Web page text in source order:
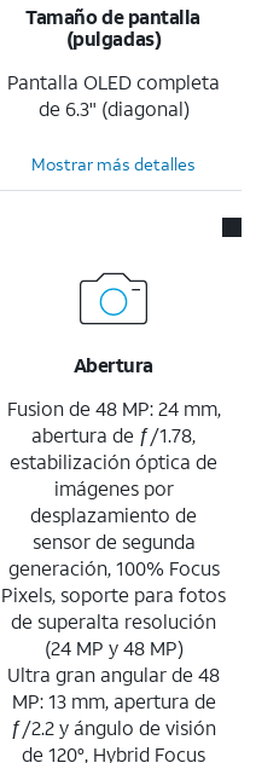
Tamaño de pantalla
(pulgadas)
Pantalla OLED completa
de 6.3" (diagonal)
Mostrar más detalles
Abertura
Fusion de 48 MP: 24 mm,
abertura de ƒ/1.78,
estabilización óptica de
imágenes por
desplazamiento de
sensor de segunda
generación, 100% Focus
Pixels, soporte para fotos
de superalta resolución
(24 MP y 48 MP)
Ultra gran angular de 48
MP: 13 mm, apertura de
ƒ/2.2 y ángulo de visión
de 120°, Hybrid Focus